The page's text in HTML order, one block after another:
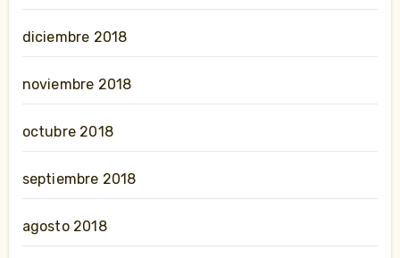
diciembre 2018
noviembre 2018
octubre 2018
septiembre 2018
agosto 2018